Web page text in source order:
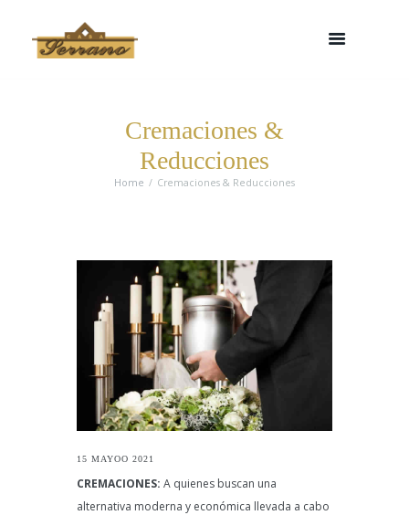
Cremaciones &
Reducciones
Home Cremaciones & Reducciones
15 MAYOO 2021
CREMACIONES: A quienes buscan una
alternativa moderna y económica llevada a cabo